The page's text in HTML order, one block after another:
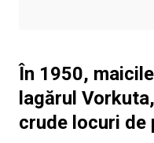
În 1950,
lagărul
crude locuri de